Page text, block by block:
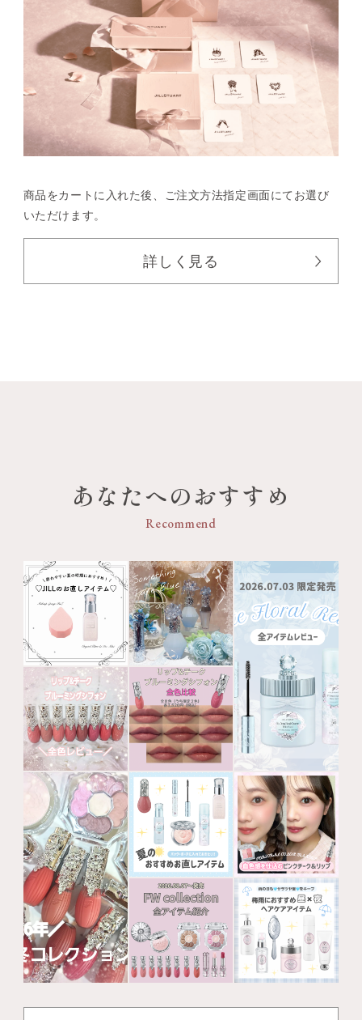
商品をカートに入れた後、
ご注文方法指定画面にてお選び
いただけます。
詳しく見る
あなたへのおすすめ
Recommend